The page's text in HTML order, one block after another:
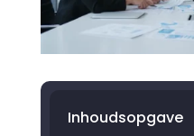
Inhoudsopgave